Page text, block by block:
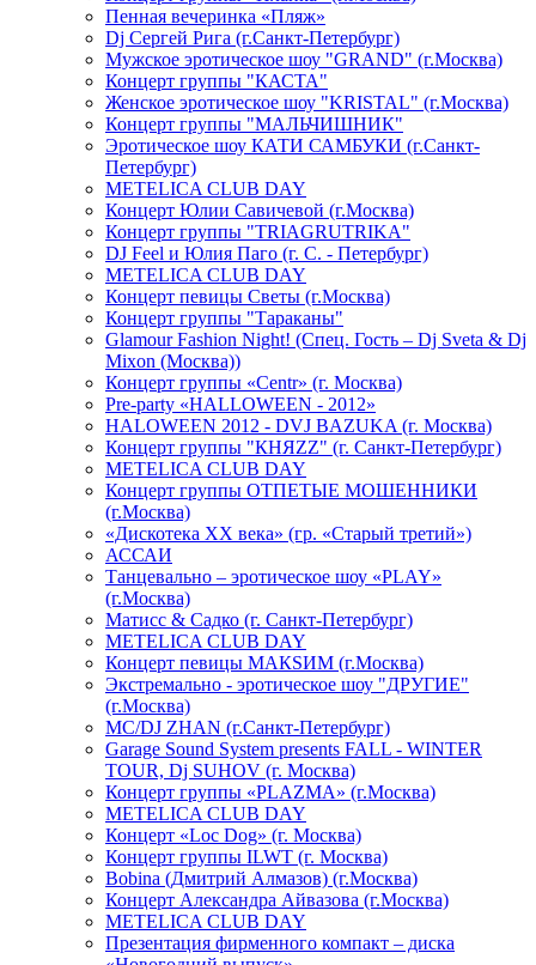
Пенная вечеринка «Пляж»
Dj Сергей Рига (г.Санкт-Петербург)
Мужское эротическое шоу "GRAND" (г.Москва)
Концерт группы "КАСТА"
Женское эротическое шоу "KRISTAL" (г.Москва)
Концерт группы "МАЛЬЧИШНИК"
Эротическое шоу КАТИ САМБУКИ (г.Санкт-
Петербург)
METELICA CLUB DAY
Концерт Юлии Савичевой (г.Москва)
Концерт группы "TRIAGRUTRIKA"
DJ Feel и Юлия Паго (г. С. - Петербург)
METELICA CLUB DAY
Концерт певицы Светы (г.Москва)
Концерт группы "Тараканы"
Glamour Fashion Night! (Спец. Гость – Dj Sveta & Dj
Mixon (Москва))
Концерт группы «Centr» (г. Москва)
Pre-party «HALLOWEEN - 2012»
HALOWEEN 2012 - DVJ BAZUKA (г. Москва)
Концерт группы "КНЯZZ" (г. Санкт-Петербург)
METELICA CLUB DAY
Концерт группы ОТПЕТЫЕ МОШЕННИКИ
(г.Москва)
«Дискотека ХХ века» (гр. «Старый третий»)
АССАИ
Танцевально – эротическое шоу «PLAY»
(г.Москва)
Матисс & Садко (г. Санкт-Петербург)
METELICA CLUB DAY
Концерт певицы МАКSИМ (г.Москва)
Экстремально - эротическое шоу "ДРУГИЕ"
(г.Москва)
МС/DJ ZHAN (г.Санкт-Петербург)
Garage Sound System presents FALL - WINTER
TOUR, Dj SUHOV (г. Москва)
Концерт группы «PLAZMA» (г.Москва)
METELICA CLUB DAY
Концерт «Loc Dog» (г. Москва)
Концерт группы ILWT (г. Москва)
Bobina (Дмитрий Алмазов) (г.Москва)
Концерт Александра Айвазова (г.Москва)
METELICA CLUB DAY
Презентация фирменного компакт – диска